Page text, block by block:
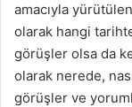
amacıyla
olarak hangi
görüşler olsa da
olarak nerede,
görüşler ve